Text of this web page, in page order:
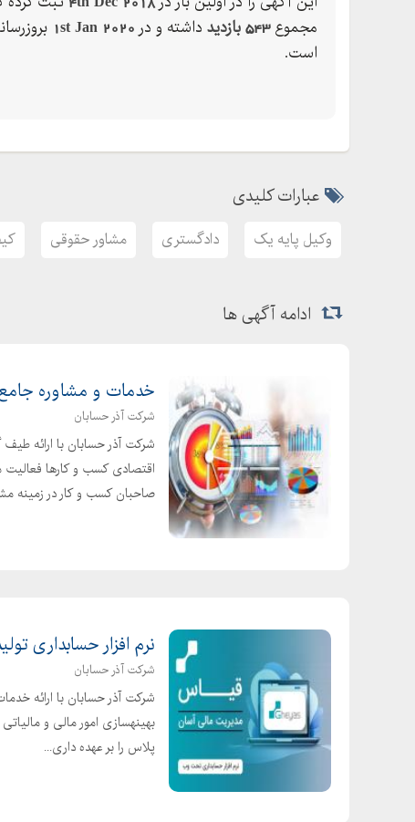
مجموع543 بازدید داشته و در 1st Jan 2020
است.
عبارات کلیدی
وکیل پایه یک دادگستری مشاور حقوقی
ادامه آگهی ها
خدمات و مشاوره
شرکت آذر حسابان
شرکت آذر حسابان با ارائه
اقتصادی کسب و کارها
صاحبان کسب و کار در زمینه
نرم افزار حسابداری
شرکت آذر حسابان
شرکت آذر حسابان با ارائه
بهینهسازی امور مالی و
پلاس را بر عهده داری...